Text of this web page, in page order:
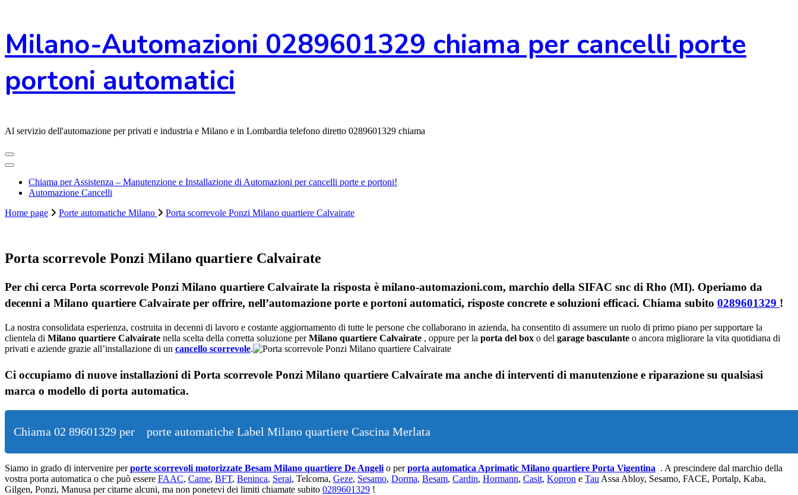
al
contenuto
Milano-Automazioni 0289601329 chiama per cancelli porte
portoni automatici
Al servizio dell'automazione per privati e industria e Milano e in Lombardia telefono diretto 0289601329 chiama
Chiama per Assistenza – Manutenzione e Installazione di Automazioni per cancelli porte e portoni!
Automazione Cancelli
Home page
Porte automatiche Milano Porta scorrevole Ponzi Milano quartiere Calvairate
Porta scorrevole Ponzi Milano quartiere Calvairate
Per chi cerca Porta scorrevole Ponzi Milano quartiere Calvairate la risposta è milano-automazioni.com, marchio della SIFAC snc di Rho (MI). Operiamo da
decenni a Milano quartiere Calvairate per offrire, nell’automazione porte e portoni automatici, risposte concrete e soluzioni efficaci. Chiama subito 0289601329 !
La nostra consolidata esperienza, costruita in decenni di lavoro e costante aggiornamento di tutte le persone che collaborano in azienda, ha consentito di assumere un ruolo di primo piano per supportare la
clientela di Milano quartiere Calvairate nella scelta della corretta soluzione perMilano quartiere Calvairate , oppure per la porta del box o del garage basculante o ancora migliorare la vita quotidiana di
privati e aziende grazie all’installazione di un cancello scorrevole.
Ci occupiamo di nuove installazioni di Porta scorrevole Ponzi Milano quartiere Calvairate ma anche di interventi di manutenzione e riparazione su qualsiasi
marca o modello di porta automatica.
Chiama 02 89601329 per porte automatiche Label Milano quartiere Cascina Merlata
Siamo in grado di intervenire perporte scorrevoli motorizzate Besam Milano quartiere De Angeli o perporta automatica Aprimatic Milano quartiere Porta Vigentina . A prescindere dal marchio della
vostra porta automatica o che può essere FAAC, Came, BFT, Beninca, Serai, Telcoma, Geze, Sesamo, Dorma, Besam, Cardin, Hormann, Casit, Kopron e Tau Assa Abloy, Sesamo, FACE, Portalp, Kaba,
Gilgen, Ponzi, Manusa per citarne alcuni, ma non ponetevi dei limiti chiamate subito 0289601329 !